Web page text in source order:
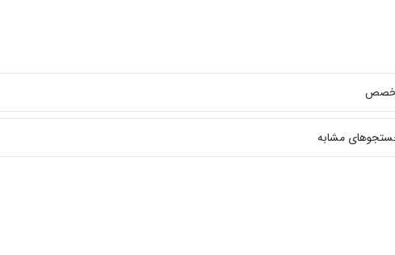
تخصص
مشابه